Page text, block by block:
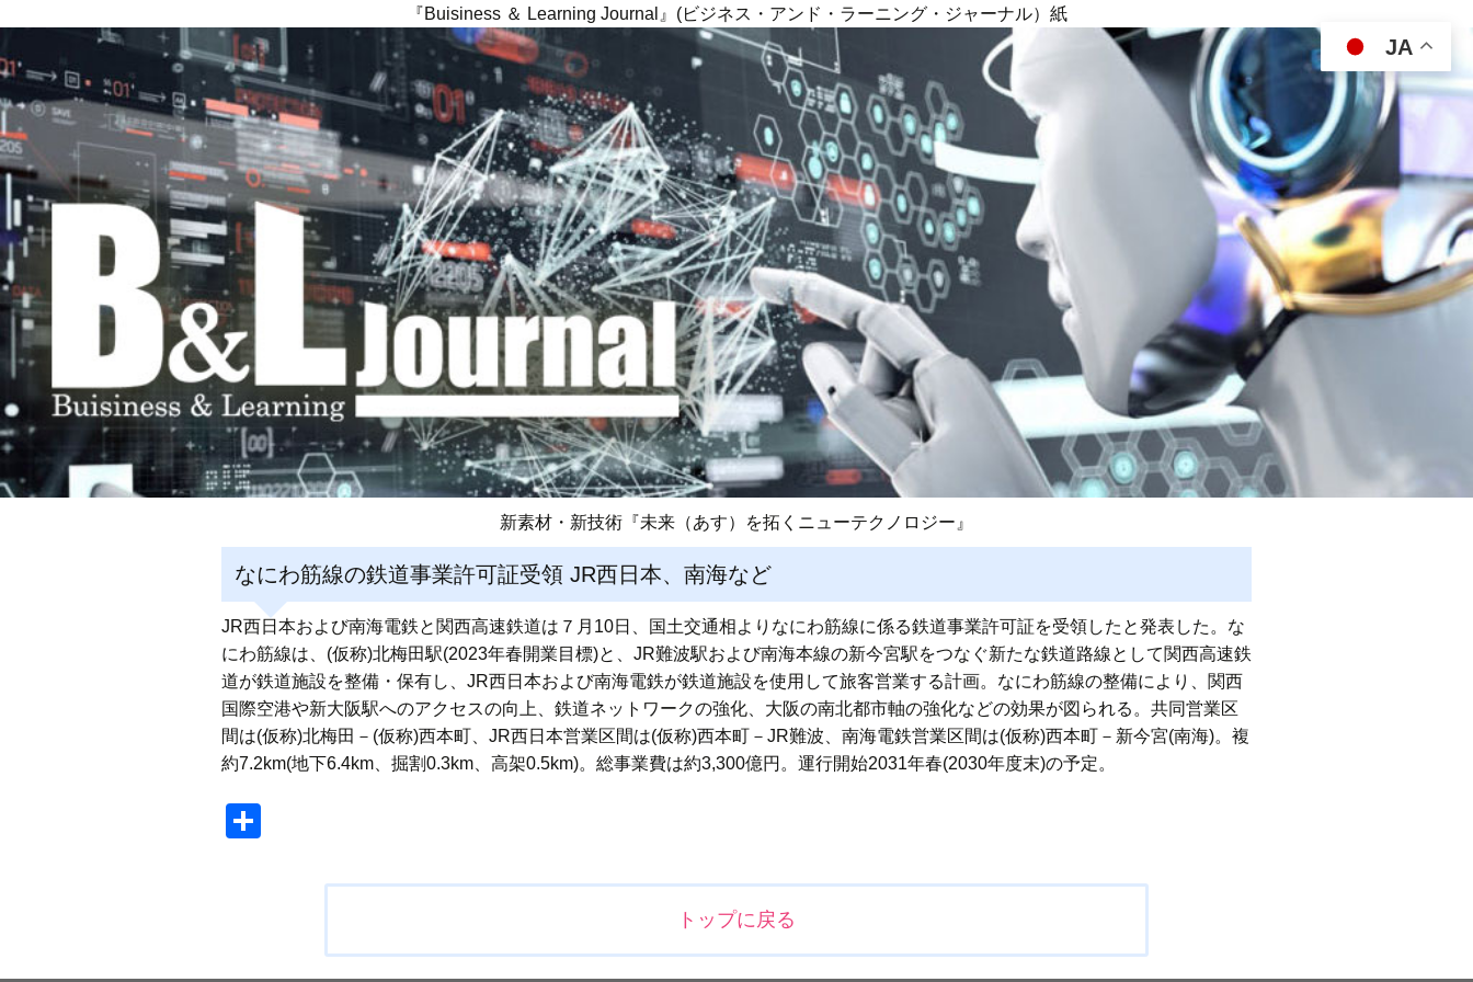
『Buisiness ＆ Learning Journal』(ビジネス・アンド・ラーニング・ジャーナル）紙
新素材・新技術『未来（あす）を拓くニューテクノロジー』
なにわ筋線の鉄道事業許可証受領 JR西日本、南海など
JR西日本および南海電鉄と関西高速鉄道は７月10日、国土交通相よりなにわ筋線に係る鉄道事業許可証を受領したと発表した。な
にわ筋線は、(仮称)北梅田駅(2023年春開業目標)と、JR難波駅および南海本線の新今宮駅をつなぐ新たな鉄道路線として関西高速鉄
道が鉄道施設を整備・保有し、JR西日本および南海電鉄が鉄道施設を使用して旅客営業する計画。なにわ筋線の整備により、関西
国際空港や新大阪駅へのアクセスの向上、鉄道ネットワークの強化、大阪の南北都市軸の強化などの効果が図られる。共同営業区
間は(仮称)北梅田－(仮称)西本町、JR西日本営業区間は(仮称)西本町－JR難波、南海電鉄営業区間は(仮称)西本町－新今宮(南海)。複
約7.2km(地下6.4km、掘割0.3km、高架0.5km)。総事業費は約3,300億円。運行開始2031年春(2030年度末)の予定。
トップに戻る
JA